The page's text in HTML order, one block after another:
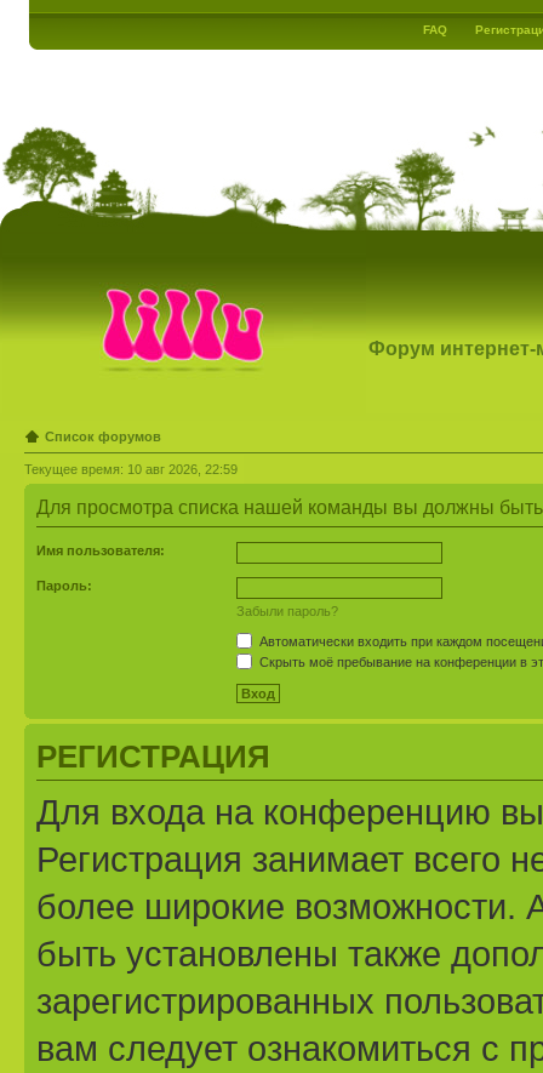
FAQ
Форум интернет-
Список форумов
Текущее время: 10 авг 2026, 22:59
Для просмотра списка нашей команды вы должны
Имя пользователя:
Пароль:
Забыли пароль?
Автоматически входить при каждом
Скрыть моё пребывание на конференции в
РЕГИСТРАЦИЯ
Для входа на конференцию
Регистрация занимает всего
более широкие возможности.
быть установлены также
зарегистрированных
вам следует ознакомиться с